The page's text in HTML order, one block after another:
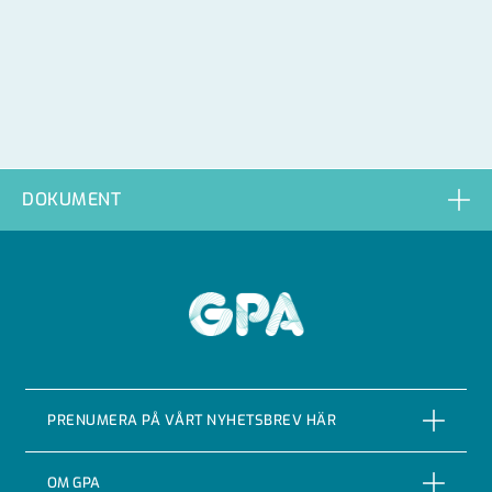
DOKUMENT
PRENUMERA PÅ VÅRT NYHETSBREV HÄR
OM GPA